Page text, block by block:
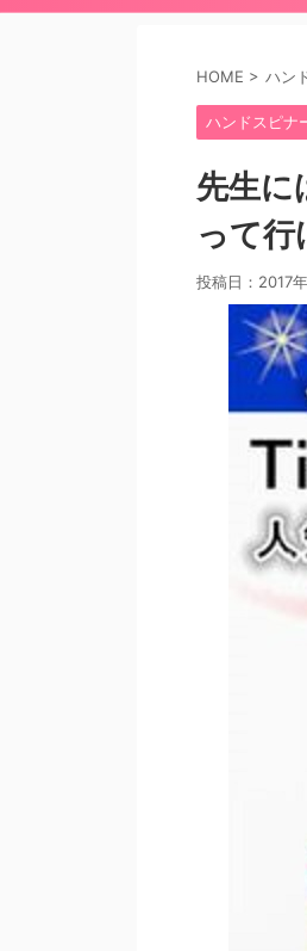
HOME > ハン
ハンドスピナ
先生に
って行
投稿日： 2017